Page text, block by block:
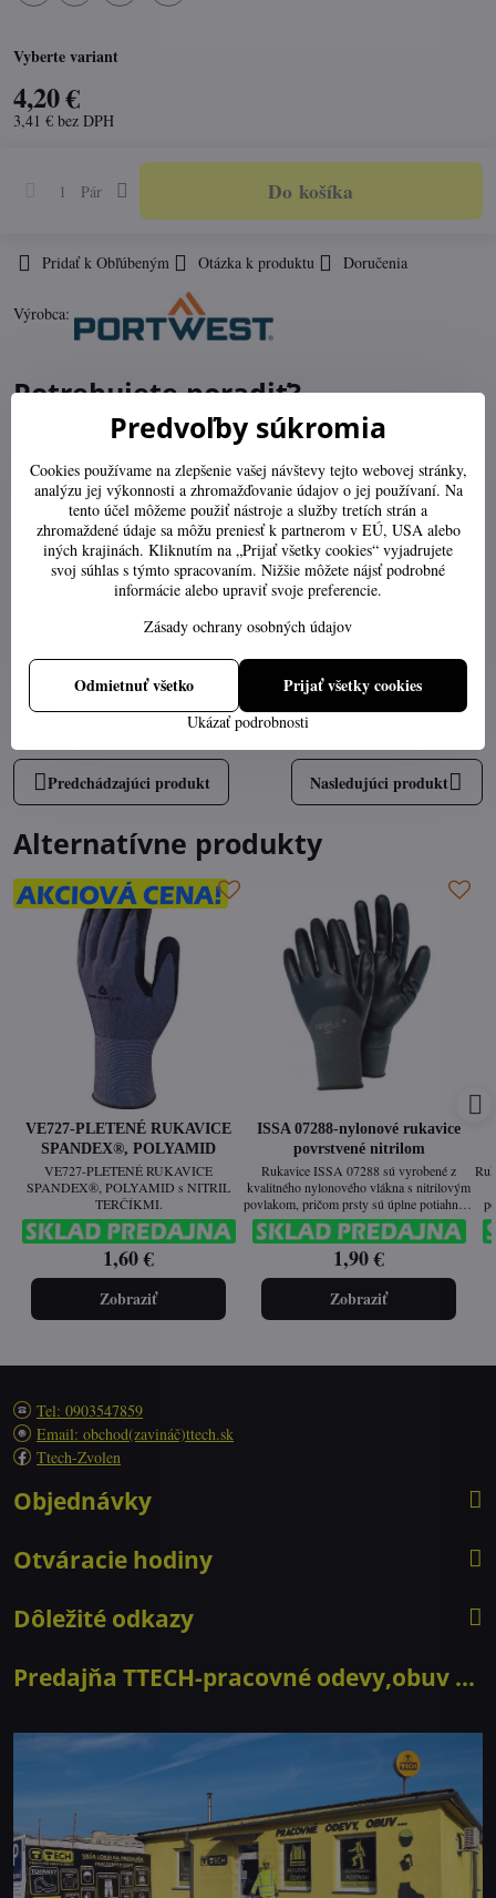
Vyberte variant
4,20 €
3,41 € bez DPH
Pár Do košíka
Pridať k Obľúbeným Otázka k produktu Doručenia
Výrobca:
Potrebujete poradiť?
0903547859
Po-Pia 07:30-16:00
obchod​@ttech​.sk
Výber správnej veľkosti
Stav objednávky
Popis
Predchádzajúci produkt Nasledujúci produkt
Alternatívne produkty
VE727-PLETENÉ RUKAVICE
SPANDEX®, POLYAMID
VE727-PLETENÉ RUKAVICE
SPANDEX®, POLYAMID s NITRIL
TERČÍKMI.
1,60 €
Zobraziť
ISSA 07288-nylonové rukavice
povrstvené nitrilom
Rukavice ISSA 07288 sú vyrobené z
kvalitného nylonového vlákna s nitrilovým
povlakom, pričom prsty sú úplne potiahnuté
nitrilom. Poskytujú vynikajúcu citlivosť a
mechanickú odolnosť proti oderu a
roztrhnutiu, čo ich robí ideálnymi pre práce
v špinavom a mastnom prostredí, najmä pri
1,90 €
Zobraziť
Tel: 0903547859
Email: obchod(zavináč)ttech.sk
Ttech-Zvolen
Objednávky
Otváracie hodiny
Dôležité odkazy
Predajňa TTECH-pracovné odevy,obuv ...
Predvoľby súkromia
Cookies používame na zlepšenie vašej návštevy tejto webovej stránky,
analýzu jej výkonnosti a zhromažďovanie údajov o jej používaní. Na
tento účel môžeme použiť nástroje a služby tretích strán a
zhromaždené údaje sa môžu preniesť k partnerom v EÚ, USA alebo
iných krajinách. Kliknutím na „Prijať všetky cookies“ vyjadrujete
svoj súhlas s týmto spracovaním. Nižšie môžete nájsť podrobné
informácie alebo upraviť svoje preferencie.
Zásady ochrany osobných údajov
Ukázať podrobnosti
Prijať všetky cookies
Odmietnuť všetko